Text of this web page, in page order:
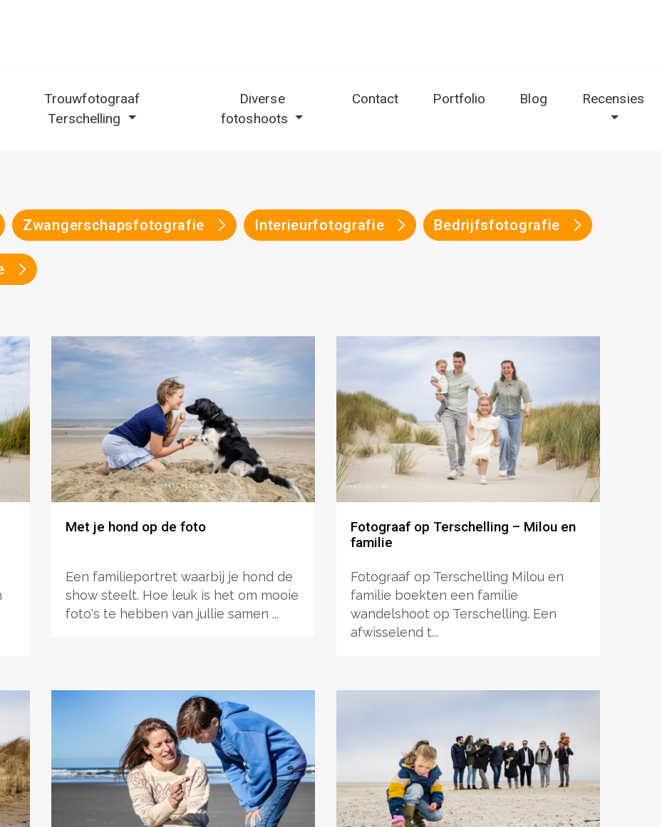
Trouwfotograaf
Terschelling
Diverse
fotoshoots
Contact Portfolio Blog Recensies
Zwangerschapsfotografie Interieurfotografie Bedrijfsfotografie
Met je hond op de foto
Een familieportret waarbij je hond de
show steelt. Hoe leuk is het om mooie
foto's te hebben van jullie samen ...
Fotograaf op Terschelling – Milou en
familie
Fotograaf op Terschelling Milou en
familie boekten een familie
wandelshoot op Terschelling. Een
afwisselend t...